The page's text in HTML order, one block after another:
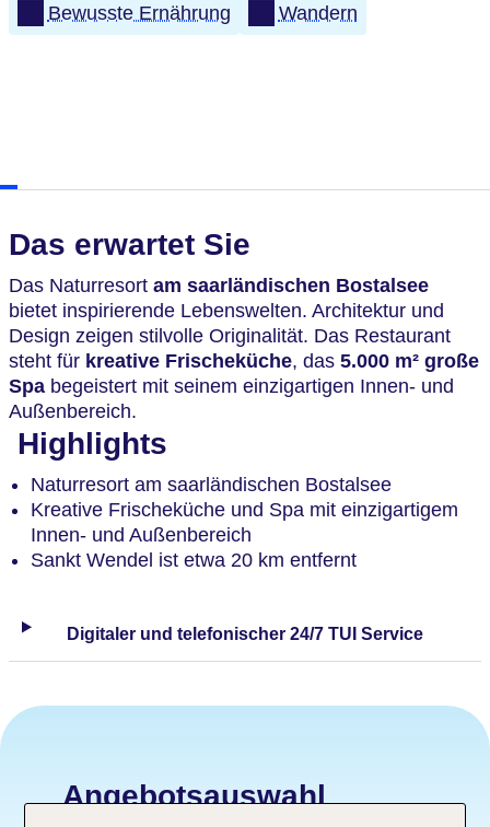
Bewusste Ernährung
Wandern
Das erwartet Sie
Das Naturresort am saarländischen Bostalsee
bietet inspirierende Lebenswelten. Architektur und
Design zeigen stilvolle Originalität. Das Restaurant
steht für kreative Frischeküche, das 5.000 m² große
Spa begeistert mit seinem einzigartigen Innen- und
Außenbereich.
Highlights
Naturresort am saarländischen Bostalsee
Kreative Frischeküche und Spa mit einzigartigem
Innen- und Außenbereich
Sankt Wendel ist etwa 20 km entfernt
Digitaler und telefonischer 24/7 TUI Service
Angebotsauswahl